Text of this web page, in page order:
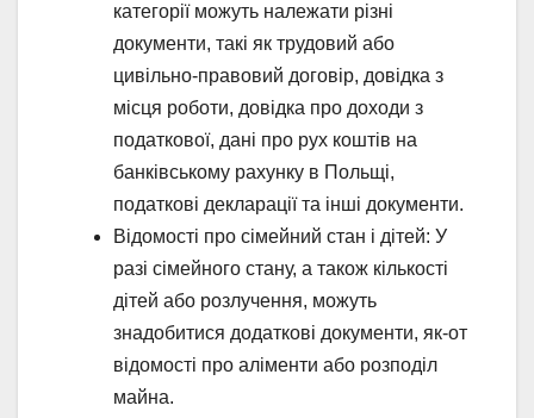
категорії можуть належати різні
документи, такі як трудовий або
цивільно-правовий договір, довідка з
місця роботи, довідка про доходи з
податкової, дані про рух коштів на
банківському рахунку в Польщі,
податкові декларації та інші документи.
Відомості про сімейний стан і дітей: У
разі сімейного стану, а також кількості
дітей або розлучення, можуть
знадобитися додаткові документи, як-от
відомості про аліменти або розподіл
майна.